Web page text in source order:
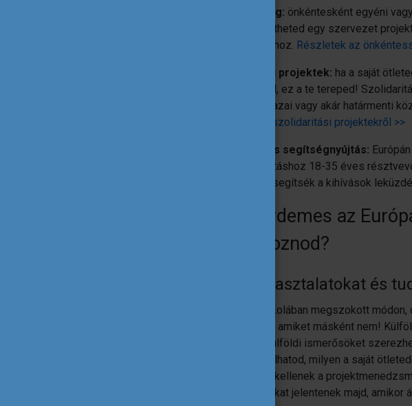
Önkéntesség: önkéntesként egyéni
héten át segítheted egy szervezet
mindennapjaihoz. Részletek az
Szolidaritási projektek: ha a saját
támogatással, ez a te tereped!
azért, hogy hazai vagy akár határmenti
Részletek a szolidaritási projektekről >>
Humanitárius segítségnyújtás:
segítségnyújtáshoz 18-35 éves
közösségét segítsék a kihívások
Miért érdemes az
csatlakoznod?
Mert tapasztalatokat és
Itt nem az iskolában megszokott
szerezhetsz, amiket másként nem!
tanulhatsz, külföldi ismerősöket
megtapasztalhatod, milyen a saját
képességek kellenek a
később is sokat jelentenek majd, amikor